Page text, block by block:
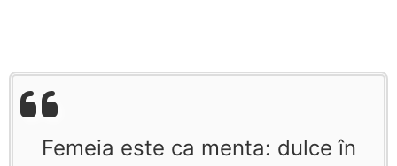
Femeia este ca menta: dulce în